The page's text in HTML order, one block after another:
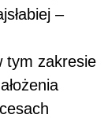
–
tym zakresie